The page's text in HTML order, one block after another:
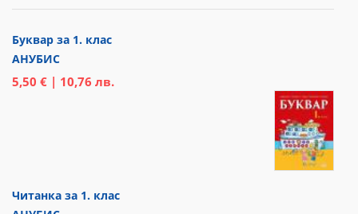
Буквар за 1. клас
АНУБИС
5,50 € | 10,76 лв.
Читанка за 1. клас